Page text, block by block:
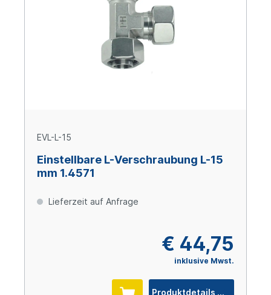
EVL-L-15
Einstellbare L-Verschraubung L-15
mm 1.4571
Lieferzeit auf Anfrage
€ 44,75
inklusive Mwst.
Produktdetails